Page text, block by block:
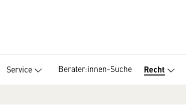
Service Berater:innen-Suche Recht